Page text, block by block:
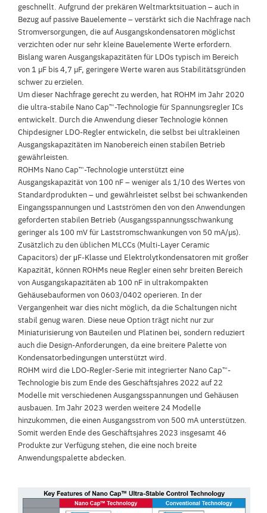
geschnellt. Aufgrund der prekären Weltmarktsituation – auch in
Bezug auf passive Bauelemente – verstärkt sich die Nachfrage nach
Stromversorgungen, die auf Ausgangskondensatoren möglichst
verzichten oder nur sehr kleine Bauelemente Werte erfordern.
Bislang waren Ausgangskapazitäten für LDOs typisch im Bereich
von 1 µF bis 4,7 µF, geringere Werte waren aus Stabilitätsgründen
schwer zu erzielen.
Um dieser Nachfrage gerecht zu werden, hat ROHM im Jahr 2020
die ultra-stabile Nano Cap™-Technologie für Spannungsregler ICs
entwickelt. Durch die Anwendung dieser Technologie können
Chipdesigner LDO-Regler entwickeln, die selbst bei ultrakleinen
Ausgangskapazitäten im Nanobereich einen stabilen Betrieb
gewährleisten.
ROHMs Nano Cap™-Technologie unterstützt eine
Ausgangskapazität von 100 nF – weniger als 1/10 des Wertes von
Standardprodukten – und gewährleistet selbst bei schwankenden
Eingangsspannungen und Lastströmen den von den Anwendungen
geforderten stabilen Betrieb (Ausgangsspannungsschwankung
geringer als 100 mV für Laststromschwankungen von 50 mA/µs).
Zusätzlich zu den üblichen MLCCs (Multi-Layer Ceramic
Capacitors) der μF-Klasse und Elektrolytkondensatoren mit großer
Kapazität, können ROHMs neue Regler einen sehr breiten Bereich
von Ausgangskapazitäten ab 100 nF in ultrakompakten
Gehäusebauformen von 0603/0402 operieren. In der
Vergangenheit war dies nicht möglich, da die Schaltungen nicht
stabil genug waren. Diese neue Option trägt nicht nur zur
Miniaturisierung von Bauteilen und Platinen bei, sondern reduziert
auch die Design-Anforderungen, da eine breitere Palette von
Kondensatorbedingungen unterstützt wird.
ROHM wird die LDO-Regler-Serie mit integrierter Nano Cap™-
Technologie bis zum Ende des Geschäftsjahres 2022 auf 22
Modelle mit verschiedenen Ausgangsspannungen und Gehäusen
ausbauen. Im Jahr 2023 werden weitere 24 Modelle
hinzukommen, die einen Ausgangsstrom von 500 mA unterstützen.
Somit werden Ende des Geschäftsjahres 2023 insgesamt 46
Produkte zur Verfügung stehen, die eine noch breite
Anwendungspalette abdecken.